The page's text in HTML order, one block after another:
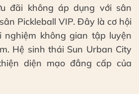
đãi không áp dụng với sân
Pickleball VIP. Đây là cơ hội
không gian tập luyện
Hệ sinh thái Sun Urban City
diện mạo đẳng cấp của